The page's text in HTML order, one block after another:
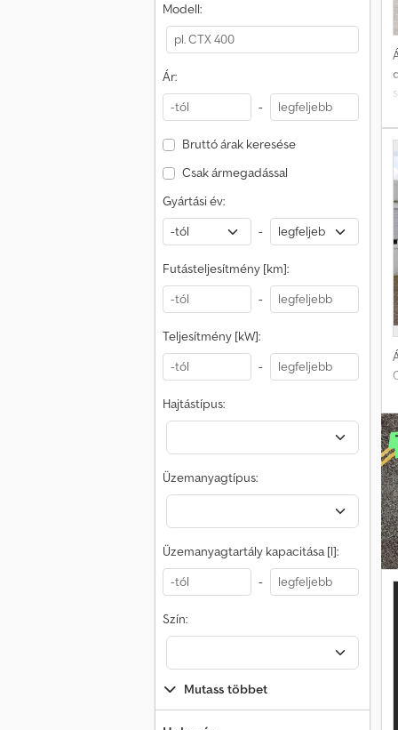
Modell:
Ár:
-
Bruttó árak keresése
Csak ármegadással
Gyártási év:
-
Futásteljesítmény [km]:
-
Teljesítmény [kW]:
-
Hajtástípus:
Üzemanyagtípus:
Üzemanyagtartály kapacitása [l]:
-
Szín:
Mutass többet